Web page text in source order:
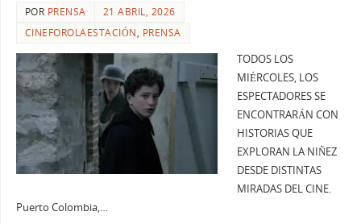
POR PRENSA
21 ABRIL, 2026
CINEFOROLAESTACIÓN, PRENSA
TODOS LOS
MIÉRCOLES, LOS
ESPECTADORES SE
ENCONTRARÁN CON
HISTORIAS QUE
EXPLORAN LA NIÑEZ
DESDE DISTINTAS
MIRADAS DEL CINE.
Puerto Colombia,…